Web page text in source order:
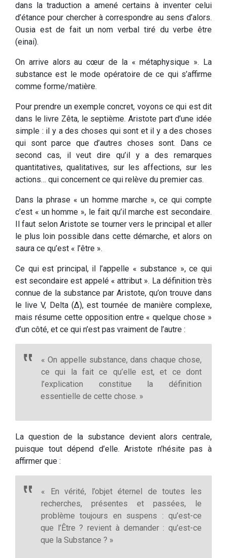
dans la traduction a amené certains à inventer celui
d’étance pour chercher à correspondre au sens d’alors.
Ousia est de fait un nom verbal tiré du verbe être
(einai).
On arrive alors au cœur de la « métaphysique ». La
substance est le mode opératoire de ce qui s’affirme
comme forme/matière.
Pour prendre un exemple concret, voyons ce qui est dit
dans le livre Zêta, le septième. Aristote part d’une idée
simple : il y a des choses qui sont et il y a des choses
qui sont parce que d’autres choses sont. Dans ce
second cas, il veut dire qu’il y a des remarques
quantitatives, qualitatives, sur les affections, sur les
actions… qui concernent ce qui relève du premier cas.
Dans la phrase « un homme marche », ce qui compte
c’est « un homme », le fait qu’il marche est secondaire.
Il faut selon Aristote se tourner vers le principal et aller
le plus loin possible dans cette démarche, et alors on
saura ce qu’est « l’être ».
Ce qui est principal, il l’appelle « substance », ce qui
est secondaire est appelé « attribut ». La définition très
connue de la substance par Aristote, qu’on trouve dans
le live V, Delta (Δ), est tournée de manière complexe,
mais résume cette opposition entre « quelque chose »
d’un côté, et ce qui n’est pas vraiment de l’autre :
« On appelle substance, dans chaque chose,
ce qui la fait ce qu’elle est, et ce dont
l’explication constitue la définition
essentielle de cette chose. »
La question de la substance devient alors centrale,
puisque tout dépend d’elle. Aristote n’hésite pas à
affirmer que :
« En vérité, l’objet éternel de toutes les
recherches, présentes et passées, le
problème toujours en suspens : qu’est-ce
que l’Être ? revient à demander : qu’est-ce
que la Substance ? »